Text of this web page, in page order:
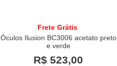
Frete Grátis
Óculos Ilusion BC3006 acetato preto
e verde
R$ 523,00